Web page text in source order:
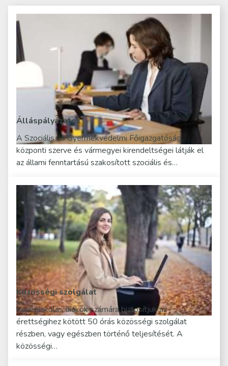
Álláspályázatok
A Szociális és Gyermekvédelmi Főigazgatóság
központi szerve és vármegyei kirendeltségei látják el
az állami fenntartású szakosított szociális és…
Közösségi szolgálat
Középiskolás diákok számára biztosítjuk az
érettségihez kötött 50 órás közösségi szolgálat
részben, vagy egészben történő teljesítését. A
közösségi…